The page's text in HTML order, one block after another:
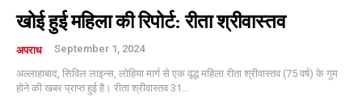
खोई हुई महिला की रिपोर्ट: रीता श्रीवास्तव
अपराध September 1, 2024
अल्लाहाबाद, सिविल लाइन्स, लोहिया मार्ग से एक वृद्ध महिला रीता श्रीवास्तव (75 वर्ष) के गुम
होने की खबर प्राप्त हुई है। रीता श्रीवास्तव 31...